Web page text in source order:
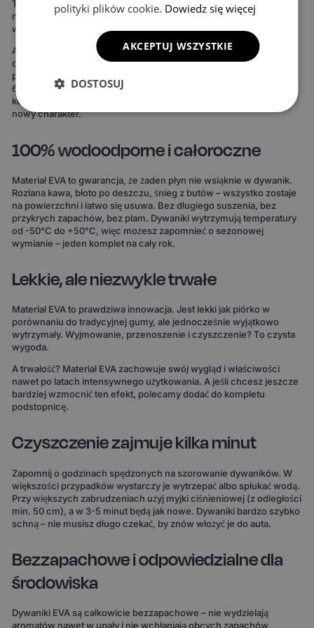
To oznacza maksymalną ochronę podłogi – zdecydowanie więcej
niż w przypadku uniwersalnych mat. Rezultat widać od razu:
wnętrze wygląda bardziej spójnie, elegancko i zadbanie.
Ale to nie wszystko. Możesz też stworzyć dywaniki idealnie
dopasowane do Twojego stylu. Do wyboru masz 15 kolorów
powierzchni, 3 wzory komórek i 20 wariantów obszycia – to ponad
690 kombinacji! Możesz wybrać dywaniki, które idealnie
komponują się z wnętrzem Twojego auta lub nadają mu zupełnie
nowy charakter.
100% wodoodporne i całoroczne
Materiał EVA to gwarancja, że żaden płyn nie wsiąknie w dywanik.
Rozlana kawa, błoto po deszczu, śnieg z butów – wszystko zostaje
na powierzchni i łatwo się usuwa. Bez długiego suszenia, bez
przykrych zapachów, bez plam. Dywaniki wytrzymują temperatury
od -50°C do +50°C, więc możesz zapomnieć o sezonowej
wymianie – jeden komplet na cały rok.
Lekkie, ale niezwykle trwałe
Materiał EVA to prawdziwa innowacja. Jest lekki jak piórko w
porównaniu do tradycyjnej gumy, ale jednocześnie wyjątkowo
wytrzymały. Wyjmowanie, przenoszenie i czyszczenie? To czysta
wygoda.
A trwałość? Materiał EVA zachowuje swój wygląd i właściwości
nawet po latach intensywnego użytkowania. A jeśli chcesz jeszcze
bardziej wzmocnić ten efekt, polecamy dodać do kompletu
podstopnicę.
Czyszczenie zajmuje kilka minut
Zapomnij o godzinach spędzonych na szorowanie dywaników. W
większości przypadków wystarczy je wytrzepać albo spłukać wodą.
Przy większych zabrudzeniach użyj myjki ciśnieniowej (z odległości
min. 50 cm), a w 3-5 minut będą jak nowe. Dywaniki bardzo szybko
schną – nie musisz długo czekać, by znów włożyć je do auta.
Bezzapachowe i odpowiedzialne dla
środowiska
Dywaniki EVA są całkowicie bezzapachowe – nie wydzielają
aromatów nawet w upały i nie wchłaniają obcych zapachów.
polityki plików cookie. Dowiedz się więcej
AKCEPTUJ WSZYSTKIE
DOSTOSUJ